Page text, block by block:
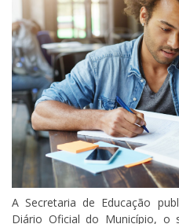
A Secretaria de Educação
Diário Oficial do Município, o